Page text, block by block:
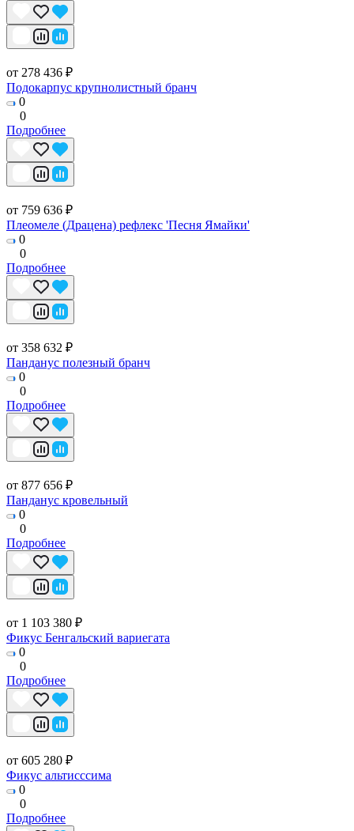
от 278 436 ₽
Подокарпус крупнолистный бранч
0
0
Подробнее
от 759 636 ₽
Плеомеле (Драцена) рефлекс 'Песня Ямайки'
0
0
Подробнее
от 358 632 ₽
Панданус полезный бранч
0
0
Подробнее
от 877 656 ₽
Панданус кровельный
0
0
Подробнее
от 1 103 380 ₽
Фикус Бенгальский вариегата
0
0
Подробнее
от 605 280 ₽
Фикус альтисссима
0
0
Подробнее